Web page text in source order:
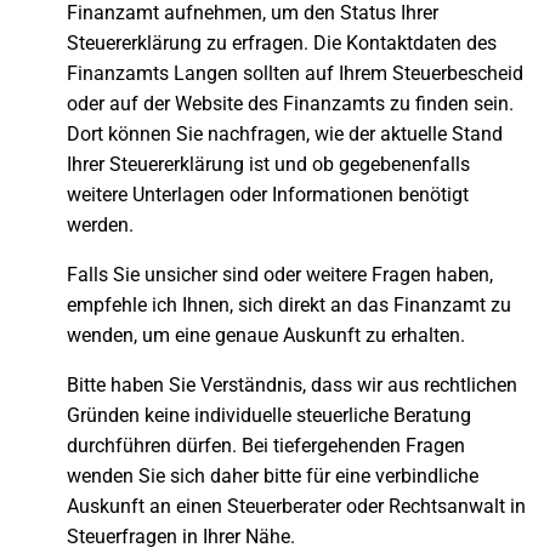
Finanzamt aufnehmen, um den Status Ihrer
Steuererklärung zu erfragen. Die Kontaktdaten des
Finanzamts Langen sollten auf Ihrem Steuerbescheid
oder auf der Website des Finanzamts zu finden sein.
Dort können Sie nachfragen, wie der aktuelle Stand
Ihrer Steuererklärung ist und ob gegebenenfalls
weitere Unterlagen oder Informationen benötigt
werden.
Falls Sie unsicher sind oder weitere Fragen haben,
empfehle ich Ihnen, sich direkt an das Finanzamt zu
wenden, um eine genaue Auskunft zu erhalten.
Bitte haben Sie Verständnis, dass wir aus rechtlichen
Gründen keine individuelle steuerliche Beratung
durchführen dürfen. Bei tiefergehenden Fragen
wenden Sie sich daher bitte für eine verbindliche
Auskunft an einen Steuerberater oder Rechtsanwalt in
Steuerfragen in Ihrer Nähe.